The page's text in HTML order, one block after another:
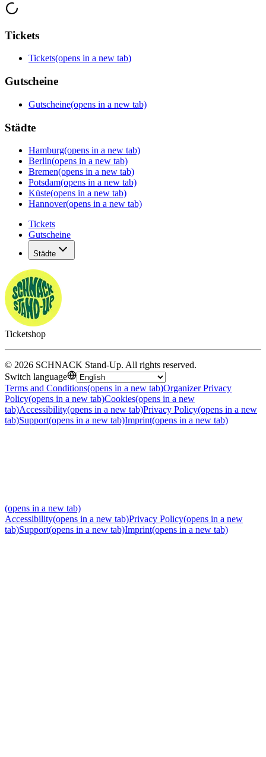
Tickets
Tickets(opens in a new tab)
Gutscheine
Gutscheine(opens in a new tab)
Städte
Hamburg(opens in a new tab)
Berlin(opens in a new tab)
Bremen(opens in a new tab)
Potsdam(opens in a new tab)
Küste(opens in a new tab)
Hannover(opens in a new tab)
Tickets
Gutscheine
Städte
Ticketshop
© 2026 SCHNACK Stand-Up. All rights reserved.
Switch language
Terms and Conditions(opens in a new tab)Organizer Privacy
Policy(opens in a new tab)Cookies(opens in a new
tab)Accessibility(opens in a new tab)Privacy Policy(opens in a new
tab)Support(opens in a new tab)Imprint(opens in a new tab)
(opens in a new tab)
Accessibility(opens in a new tab)Privacy Policy(opens in a new
tab)Support(opens in a new tab)Imprint(opens in a new tab)